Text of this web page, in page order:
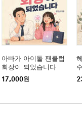
사라지지 않는다
아빠가 아이돌 팬클럽
회장이 되었습니다
17,000원